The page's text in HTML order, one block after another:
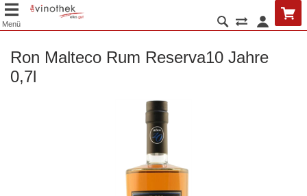
Menü
Ron Malteco Rum Reserva10 Jahre
0,7l